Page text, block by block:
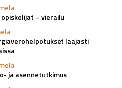
– vierailu
laajasti
ja asennetutkimus